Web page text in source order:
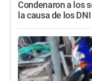
Condenaron a los
la causa de los